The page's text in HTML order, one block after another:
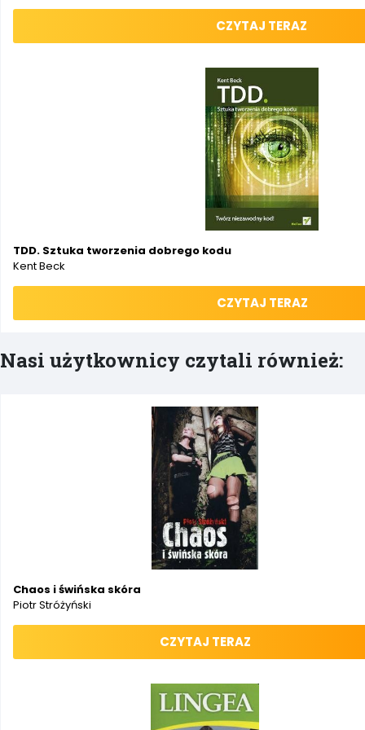
CZYTAJ TERAZ
TDD. Sztuka tworzenia dobrego kodu
Kent Beck
CZYTAJ TERAZ
Nasi użytkownicy czytali również:
Chaos i świńska skóra
Piotr Stróżyński
CZYTAJ TERAZ